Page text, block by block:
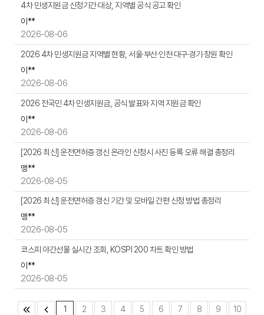
목,
자,
일,
일,
조
을
4차 민생지원금 신청기간·대상, 지역별 공식 공고 확인
이**
2026-08-06
2026 4차 민생지원금 지역별 현황, 서울·부산·인천·대구·경기·창원 확인
이**
2026-08-06
2026 전국민 4차 민생지원금, 공식 발표와 지역 지원금 확인
이**
2026-08-06
[2026 최신] 운전면허증 갱신 온라인 신청시 사진 등록 오류 해결 총정리
맹**
2026-08-05
[2026 최신] 운전면허증 갱신 기간 및 모바일 간편 신청 방법 총정리
맹**
2026-08-05
코스피 야간선물 실시간 조회, KOSPI 200 차트 확인 방법
이**
2026-08-05
1 2 3 4 5 6 7 8 9 10